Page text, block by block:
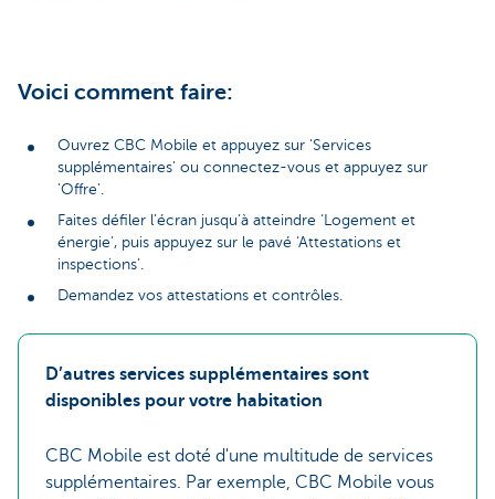
Voici comment faire:
Ouvrez CBC Mobile et appuyez sur 'Services
supplémentaires' ou connectez-vous et appuyez sur
'Offre'.
Faites défiler l’écran jusqu’à atteindre ‘Logement et
énergie’, puis appuyez sur le pavé ‘Attestations et
inspections’.
Demandez vos attestations et contrôles.
D’autres services supplémentaires sont
disponibles pour votre habitation
CBC Mobile est doté d'une multitude de services
supplémentaires. Par exemple, CBC Mobile vous